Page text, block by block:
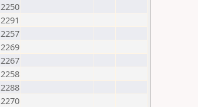
2250
2291
2257
2269
2267
2258
2288
2270